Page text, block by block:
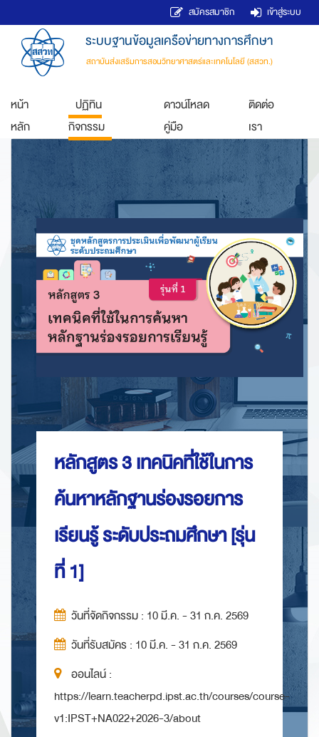
สมัครสมาชิก เข้าสู่ระบบ
ระบบฐานข้อมูลเครือข่ายทางการศึกษา
สถาบันส่งเสริมการสอนวิทยาศาสตร์และเทคโนโลยี (สสวท.)
หน้า
หลัก
ปฏิทิน
กิจกรรม
ดาวน์โหลด
คู่มือ
ติดต่อ
เรา
หลักสูตร 3 เทคนิคที่ใช้ในการ
ค้นหาหลักฐานร่องรอยการ
เรียนรู้ ระดับประถมศึกษา [รุ่น
ที่ 1]
วันที่จัดกิจกรรม : 10 มี.ค. - 31 ก.ค. 2569
วันที่รับสมัคร : 10 มี.ค. - 31 ก.ค. 2569
ออนไลน์ :
https://learn.teacherpd.ipst.ac.th/courses/course-
v1:IPST+NA022+2026-3/about